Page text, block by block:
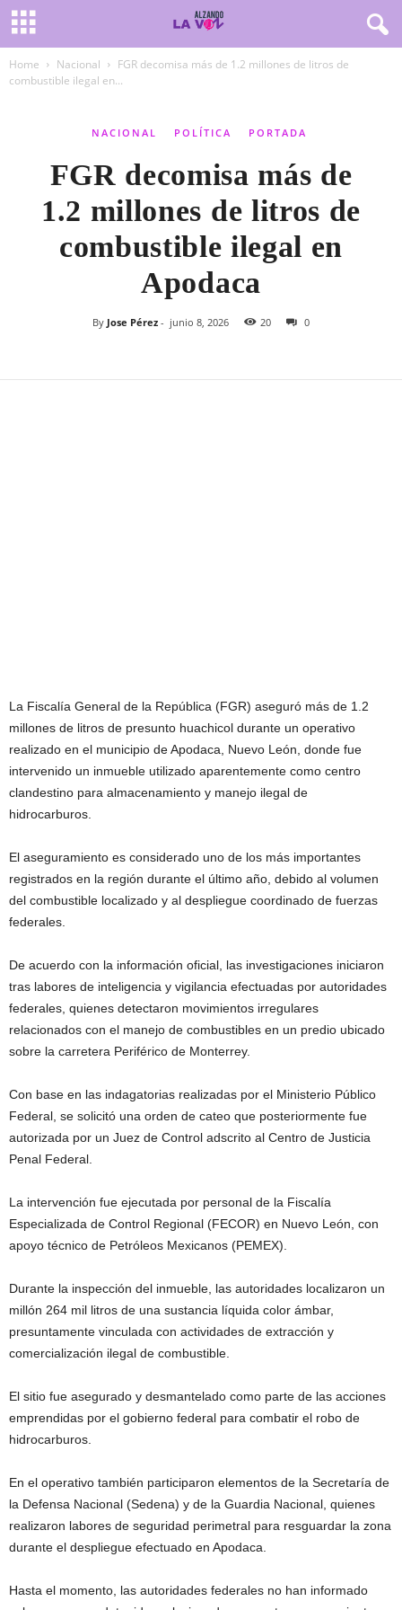
Home Nacional
FGR decomisa más de 1.2 millones de litros de
combustible ilegal en...
NACIONAL POLÍTICA PORTADA
FGR decomisa más de
1.2 millones de litros de
combustible ilegal en
Apodaca
By Jose Pérez - junio 8, 2026 20 0
La Fiscalía General de la República (FGR) aseguró más de 1.2
millones de litros de presunto huachicol durante un operativo
realizado en el municipio de Apodaca, Nuevo León, donde fue
intervenido un inmueble utilizado aparentemente como centro
clandestino para almacenamiento y manejo ilegal de
hidrocarburos.
El aseguramiento es considerado uno de los más importantes
registrados en la región durante el último año, debido al volumen
del combustible localizado y al despliegue coordinado de fuerzas
federales.
De acuerdo con la información oficial, las investigaciones iniciaron
tras labores de inteligencia y vigilancia efectuadas por autoridades
federales, quienes detectaron movimientos irregulares
relacionados con el manejo de combustibles en un predio ubicado
sobre la carretera Periférico de Monterrey.
Con base en las indagatorias realizadas por el Ministerio Público
Federal, se solicitó una orden de cateo que posteriormente fue
autorizada por un Juez de Control adscrito al Centro de Justicia
Penal Federal.
La intervención fue ejecutada por personal de la Fiscalía
Especializada de Control Regional (FECOR) en Nuevo León, con
apoyo técnico de Petróleos Mexicanos (PEMEX).
Durante la inspección del inmueble, las autoridades localizaron un
millón 264 mil litros de una sustancia líquida color ámbar,
presuntamente vinculada con actividades de extracción y
comercialización ilegal de combustible.
El sitio fue asegurado y desmantelado como parte de las acciones
emprendidas por el gobierno federal para combatir el robo de
hidrocarburos.
En el operativo también participaron elementos de la Secretaría de
la Defensa Nacional (Sedena) y de la Guardia Nacional, quienes
realizaron labores de seguridad perimetral para resguardar la zona
durante el despliegue efectuado en Apodaca.
Hasta el momento, las autoridades federales no han informado